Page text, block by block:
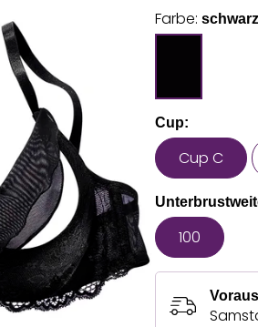
Farbe: schwarz
Cup:
Cup C
100